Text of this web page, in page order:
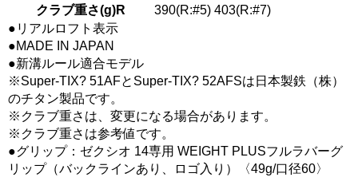
クラブ重さ(g)R
390(R:#5) 403(R:#7)
●リアルロフト表示
●MADE IN JAPAN
●新溝ルール適合モデル
※Super-TIX? 51AFとSuper-TIX? 52AFSは日本製鉄（株）
のチタン製品です。
※クラブ重さは、変更になる場合があります。
※クラブ重さは参考値です。
●グリップ：ゼクシオ 14専用 WEIGHT PLUSフルラバーグ
リップ（バックラインあり、ロゴ入り）〈49g/口径60〉